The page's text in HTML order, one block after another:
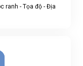
ranh - Tọa độ - Địa